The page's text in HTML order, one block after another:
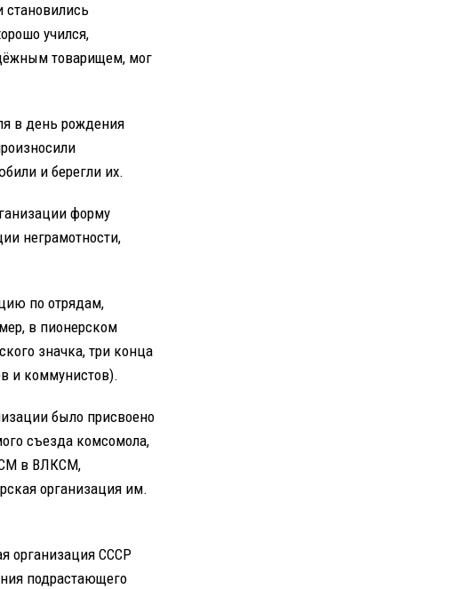
учился,
товарищем, мог
в день рождения
и берегли их.
форму
неграмотности,
по отрядам,
в пионерском
значка, три конца
и коммунистов).
было присвоено
съезда комсомола,
в ВЛКСМ,
организация им.
организация СССР
подрастающего